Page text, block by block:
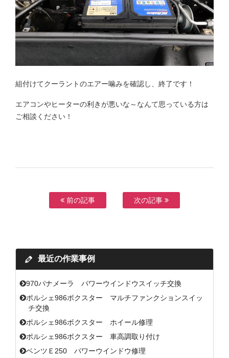
組付けてクーラントのエアー噛みを確認し、終了です！
エアコンやヒーターの利きが悪いな～なんて思っている方は
ご相談ください！
前の記事 次の記事
最近の作業事例
970パナメーラ パワーウインドウスイッチ交換
ポルシェ986ボクスター マルチファンクションスイッ
チ交換
ポルシェ986ボクスター ホイール修理
ポルシェ986ボクスター 車高調取り付け
ベンツＥ250 パワーウインドウ修理